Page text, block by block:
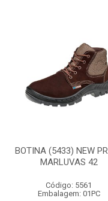
BOTINA (5433) NEW
MARLUVAS 42
Código: 5561
Embalagem: 01PC